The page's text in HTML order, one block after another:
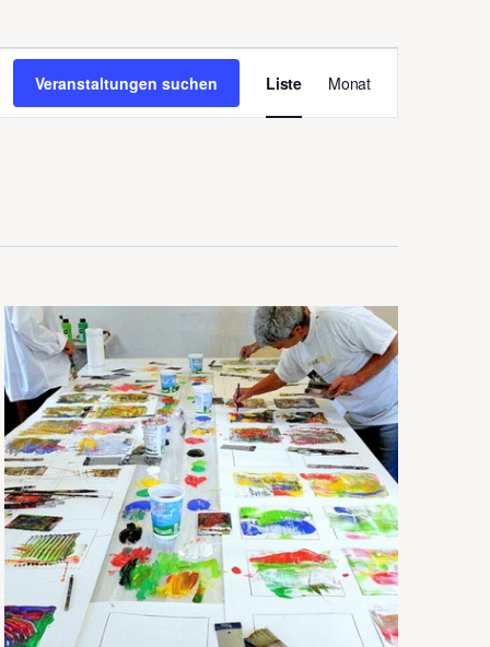
Veranstaltungen suchen
Ansichten-
Navigation
Liste Monat